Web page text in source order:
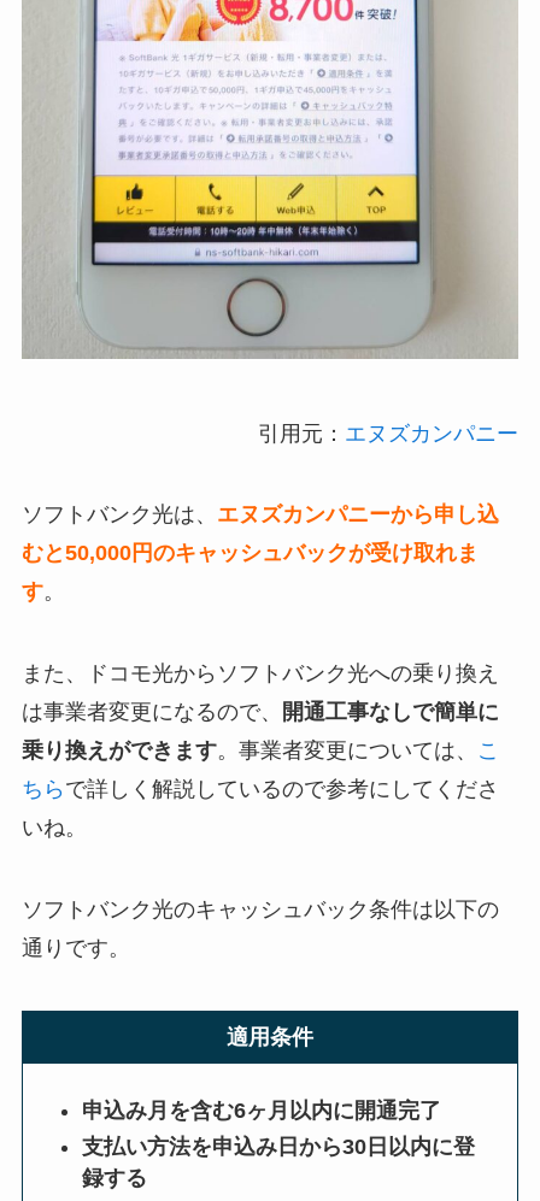
引用元： エヌズカンパニー
ソフトバンク光は、 エヌズカンパニーから申し込
むと50,000円のキャッシュバックが受け取れま
す。
また、ドコモ光からソフトバンク光への乗り換え
は事業者変更になるので、
開通工事なしで簡単に
乗り換えができます。事業者変更については、
こ
ちら で詳しく解説しているので参考にしてくださ
いね。
ソフトバンク光のキャッシュバック条件は以下の
通りです。
適用条件
申込み月を含む6ヶ月以内に開通完了
支払い方法を申込み日から30日以内に登
録する